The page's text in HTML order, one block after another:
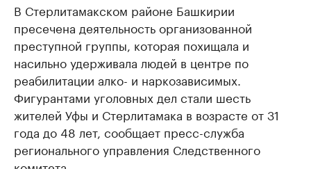
В Стерлитамакском районе Башкирии
пресечена деятельность организованной
преступной группы, которая похищала и
насильно удерживала людей в центре по
реабилитации алко- и наркозависимых.
Фигурантами уголовных дел стали шесть
жителей Уфы и Стерлитамака в возрасте от 31
года до 48 лет, сообщает пресс-служба
регионального управления Следственного